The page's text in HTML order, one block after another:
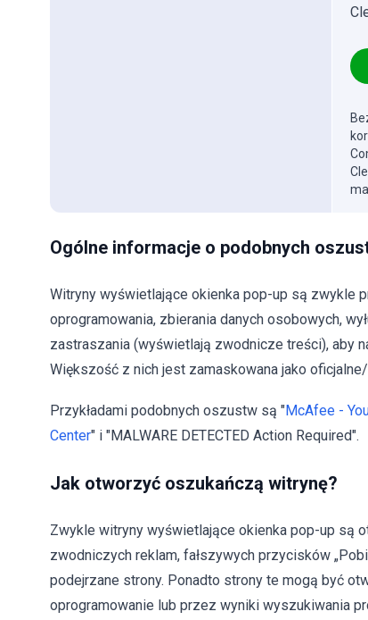
Ogólne informacje o podobnych
Witryny wyświetlające okienka pop-up są zwykle
oprogramowania, zbierania danych osobowych,
zastraszania (wyświetlają zwodnicze treści), aby
Większość z nich jest zamaskowana jako
Przykładami podobnych oszustw są "McAfee -
Center" i "MALWARE DETECTED Action Required".
Jak otworzyć oszukańczą witrynę?
Zwykle witryny wyświetlające okienka pop-up są
zwodniczych reklam, fałszywych przycisków
podejrzane strony. Ponadto strony te mogą być
oprogramowanie lub przez wyniki wyszukiwania